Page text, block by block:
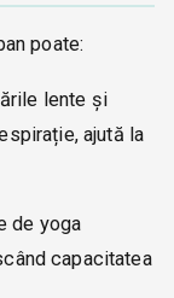
poate:
lente și
ajută la
de yoga
capacitatea